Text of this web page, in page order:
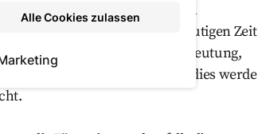
Alle Cookies zulassen
hieß die jungen Damen herzlich
Gerade in der heutigen Zeit
Austausche von großer Bedeutung,
und tolerantes Miteinander – dies werde